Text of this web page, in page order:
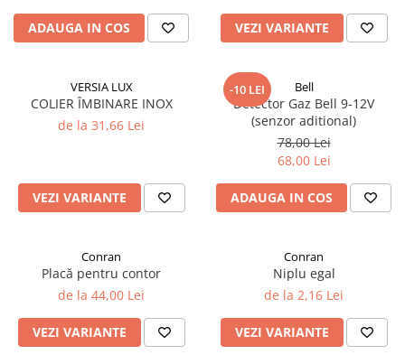
ADAUGA IN COS VEZI VARIANTE
VERSIA LUX
COLIER ÎMBINARE INOX
de la 31,66 Lei
VEZI VARIANTE
-10 LEI Bell
Detector Gaz Bell 9-12V
(senzor aditional)
78,00 Lei
68,00 Lei
ADAUGA IN COS
Conran
Placă pentru contor
de la 44,00 Lei
VEZI VARIANTE
Conran
Niplu egal
de la 2,16 Lei
VEZI VARIANTE